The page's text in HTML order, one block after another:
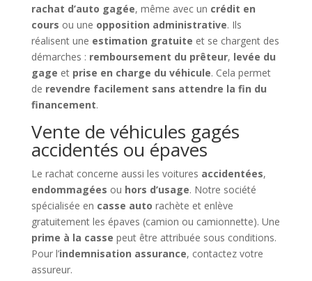
rachat d’auto gagée, même avec un crédit en
cours ou une opposition administrative. Ils
réalisent une estimation gratuite et se chargent des
démarches : remboursement du prêteur, levée du
gage et prise en charge du véhicule. Cela permet
de revendre facilement sans attendre la fin du
financement.
Vente de véhicules gagés
accidentés ou épaves
Le rachat concerne aussi les voitures accidentées,
endommagées ou hors d’usage. Notre société
spécialisée en casse auto rachète et enlève
gratuitement les épaves (camion ou camionnette). Une
prime à la casse peut être attribuée sous conditions.
Pour l’indemnisation assurance, contactez votre
assureur.